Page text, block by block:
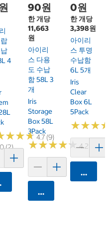
(2)
4
★★★
★★★4.7 (9)
트에 담기
90원
한 개당
11,663
원
아이리
스 다용
도 수납
함 58L 3
개
Iris
Storage
Box 58L
3Pack
★★★★★
★★★★★4.2 (27)
카트에 담기
0원
한 개당
3,398원
아이리
스 투명
수납함
6L 5개
Iris
Clear
Box 6L
5Pack
★★★
★★★
카트에